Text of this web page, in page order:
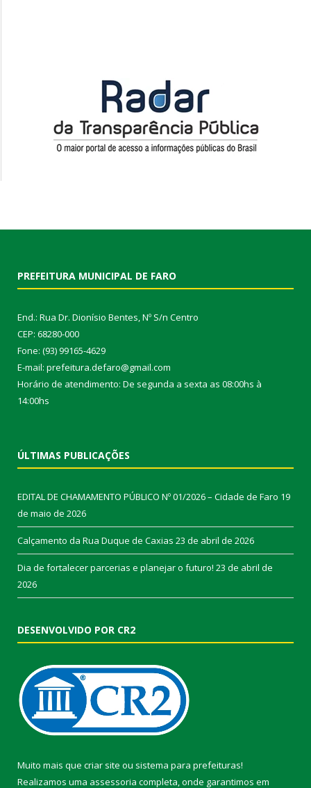
PREFEITURA MUNICIPAL DE FARO
End.: Rua Dr. Dionísio Bentes, Nº S/n Centro
CEP: 68280-000
Fone: (93) 99165-4629
E-mail: prefeitura.defaro@gmail.com
Horário de atendimento: De segunda a sexta as 08:00hs à
14:00hs
ÚLTIMAS PUBLICAÇÕES
EDITAL DE CHAMAMENTO PÚBLICO Nº 01/2026 – Cidade de Faro 19
de maio de 2026
Calçamento da Rua Duque de Caxias 23 de abril de 2026
Dia de fortalecer parcerias e planejar o futuro! 23 de abril de
2026
DESENVOLVIDO POR CR2
Muito mais que criar site ou sistema para prefeituras!
Realizamos uma assessoria completa, onde garantimos em